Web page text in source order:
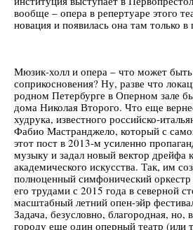
вообще – опера в репертуаре этого
новация и появилась она там только
Мюзик-холл и опера – что может
соприкосновения? Ну, разве что
родном Петербурге в Оперном зале
дома Николая Второго. Что еще
худрука, известного российско-
Фабио Мастранджело, который с
этот пост в 2013-м усиленно
музыку и задал новый вектор дрейфа
академического искусства. Так, им
полноценный симфонический
его трудами с 2015 года в северной
масштабный летний опен-эйр
Задача, безусловно, благородная,
городу еще один оперный театр (или